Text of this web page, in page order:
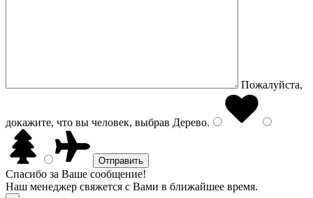
Пожалуйста,
докажите, что вы человек, выбрав Дерево.
Спасибо за Ваше сообщение!
Наш менеджер свяжется с Вами в ближайшее время.